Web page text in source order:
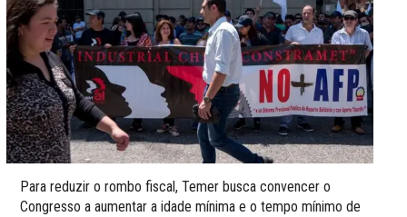
Para reduzir o rombo fiscal, Temer busca convencer o
Congresso a aumentar a idade mínima e o tempo mínimo de